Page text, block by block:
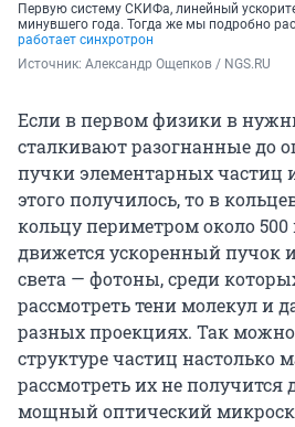
Первую систему СКИФа, линейный
минувшего года. Тогда же мы подробно
работает синхротрон
Источник: Александр Ощепков / NGS.RU
Если в первом физики в
сталкивают разогнанные до
пучки элементарных частиц
этого получилось, то в
кольцу периметром около 500
движется ускоренный пучок
света — фотоны, среди
рассмотреть тени молекул и
разных проекциях. Так можно
структуре частиц настолько
рассмотреть их не
мощный оптический